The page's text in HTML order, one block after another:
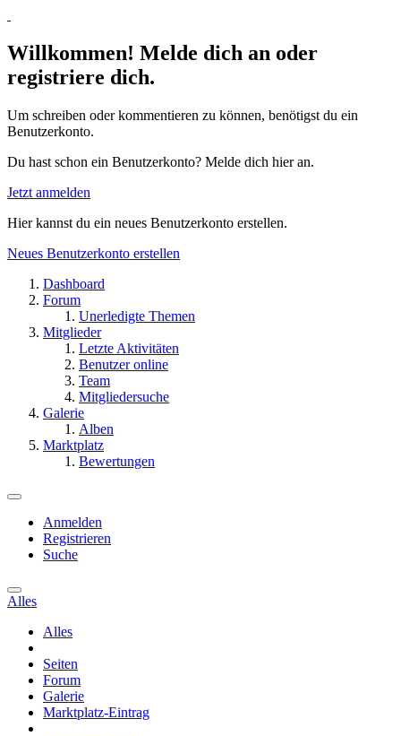
Willkommen! Melde dich an oder
registriere dich.
Um schreiben oder kommentieren zu können, benötigst du ein
Benutzerkonto.
Du hast schon ein Benutzerkonto? Melde dich hier an.
Jetzt anmelden
Hier kannst du ein neues Benutzerkonto erstellen.
Neues Benutzerkonto erstellen
Dashboard
Forum
Unerledigte Themen
Mitglieder
Letzte Aktivitäten
Benutzer online
Team
Mitgliedersuche
Galerie
Alben
Marktplatz
Bewertungen
Anmelden
Registrieren
Suche
Alles
Alles
Seiten
Forum
Galerie
Marktplatz-Eintrag